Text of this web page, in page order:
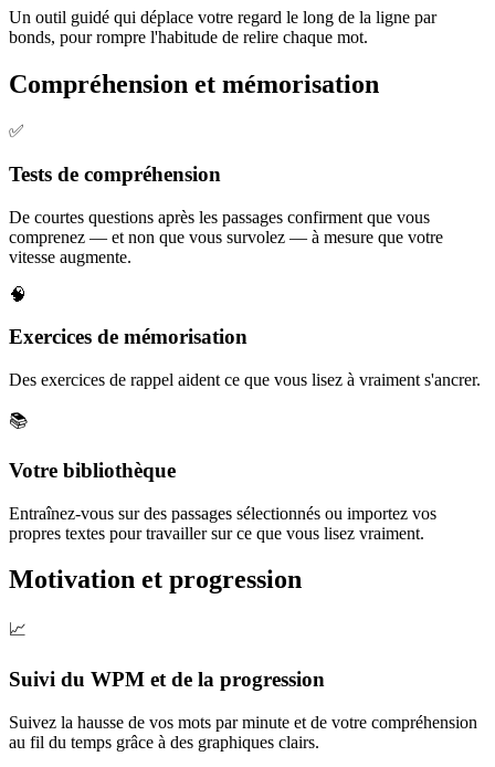
Un outil guidé qui déplace votre regard le long de la ligne par
bonds, pour rompre l'habitude de relire chaque mot.
Compréhension et mémorisation
✅
Tests de compréhension
De courtes questions après les passages confirment que vous
comprenez — et non que vous survolez — à mesure que votre
vitesse augmente.
🧠
Exercices de mémorisation
Des exercices de rappel aident ce que vous lisez à vraiment s'ancrer.
📚
Votre bibliothèque
Entraînez-vous sur des passages sélectionnés ou importez vos
propres textes pour travailler sur ce que vous lisez vraiment.
Motivation et progression
📈
Suivi du WPM et de la progression
Suivez la hausse de vos mots par minute et de votre compréhension
au fil du temps grâce à des graphiques clairs.